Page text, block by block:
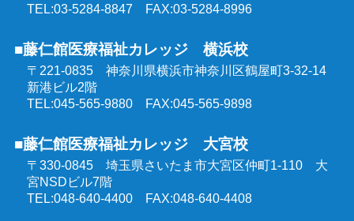
喀痰吸引等研修
医療的ケア教員講習会
埼玉県委託 公共職業訓練
群馬県委託 公共職業訓練
介護福祉士受験対策講座（オンラインコース）
ケアマネジャー受験対策講座（オンラインコース）
社会福祉士受験対策講座（オンラインコース）
精神保健福祉士受験対策講座（オンラインコース）
TEL:03-5284-8847 FAX:03-5284-8996
■藤仁館医療福祉カレッジ 横浜校
〒221-0835 神奈川県横浜市神奈川区鶴屋町3-32-14
新港ビル2階
TEL:045-565-9880 FAX:045-565-9898
■藤仁館医療福祉カレッジ 大宮校
〒330-0845 埼玉県さいたま市大宮区仲町1-110 大
宮NSDビル7階
TEL:048-640-4400 FAX:048-640-4408